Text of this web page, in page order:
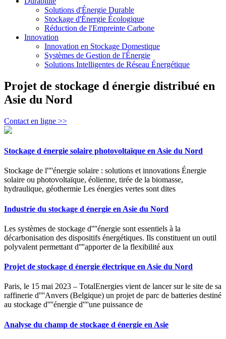
Solutions d'Énergie Durable
Stockage d'Énergie Écologique
Réduction de l'Empreinte Carbone
Innovation
Innovation en Stockage Domestique
Systèmes de Gestion de l'Énergie
Solutions Intelligentes de Réseau Énergétique
Projet de stockage d énergie distribué en
Asie du Nord
Contact en ligne >>
Stockage d énergie solaire photovoltaïque en Asie du Nord
Stockage de l''''énergie solaire : solutions et innovations Énergie
solaire ou photovoltaïque, éolienne, tirée de la biomasse,
hydraulique, géothermie Les énergies vertes sont dites
Industrie du stockage d énergie en Asie du Nord
Les systèmes de stockage d''''énergie sont essentiels à la
décarbonisation des dispositifs énergétiques. Ils constituent un outil
polyvalent permettant d''''apporter de la flexibilité aux
Projet de stockage d énergie électrique en Asie du Nord
Paris, le 15 mai 2023 – TotalEnergies vient de lancer sur le site de sa
raffinerie d''''Anvers (Belgique) un projet de parc de batteries destiné
au stockage d''''énergie d''''une puissance de
Analyse du champ de stockage d énergie en Asie